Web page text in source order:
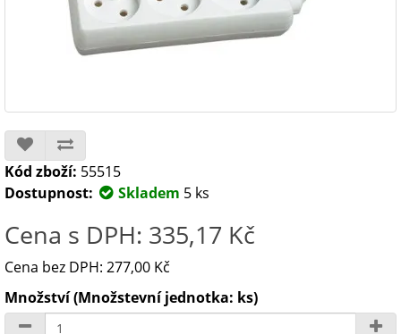
Kód zboží: 55515
Dostupnost:
Skladem 5 ks
Cena s DPH: 335,17 Kč
Cena bez DPH: 277,00 Kč
Množství (Množstevní jednotka: ks)